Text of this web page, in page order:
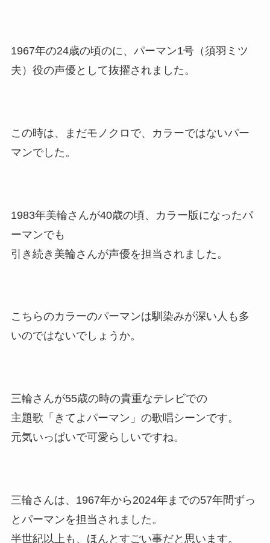
1967年の24歳の頃のに、パーマン1号（須羽ミツ
夫）役の声優として抜擢されました。
この時は、まだモノクロで、カラーではないパー
マンでした。
1983年美輪さんが40歳の頃、カラー版になったパ
ーマンでも
引き続き美輪さんが声優を担当されました。
こちらのカラーのパーマンは馴染みが深い人も多
いのではないでしょうか。
三輪さんが55歳の時の貴重なテレビでの
主題歌「きてよパーマン」の歌唱シーンです。
元気いっぱいで可愛らしいですね。
三輪さんは、1967年から2024年までの57年間ずっ
とパーマンを担当されました。
半世紀以上も、ほんとすごい事だと思います。